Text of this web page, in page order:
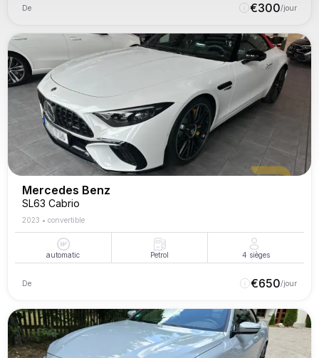
De €300/jour
Mercedes Benz
SL63 Cabrio
2023 • convertible
automatic Petrol 4 sièges
De €650/jour